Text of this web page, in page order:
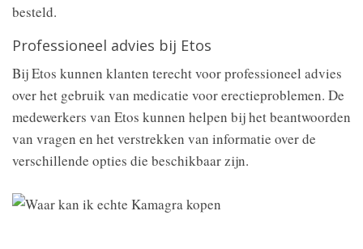
besteld.
Professioneel advies bij Etos
Bij Etos kunnen klanten terecht voor professioneel advies
over het gebruik van medicatie voor erectieproblemen. De
medewerkers van Etos kunnen helpen bij het beantwoorden
van vragen en het verstrekken van informatie over de
verschillende opties die beschikbaar zijn.